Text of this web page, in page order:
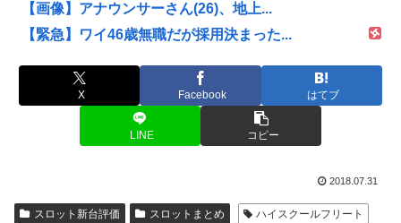
【画像】アナウンサーさん(26)、地上...
【緊急】ワイ46歳無職だが採用決まった...
X Facebook はてブ
LINE コピー
2018.07.31
スロット新台評価 スロットまとめ ハイスクールフリート